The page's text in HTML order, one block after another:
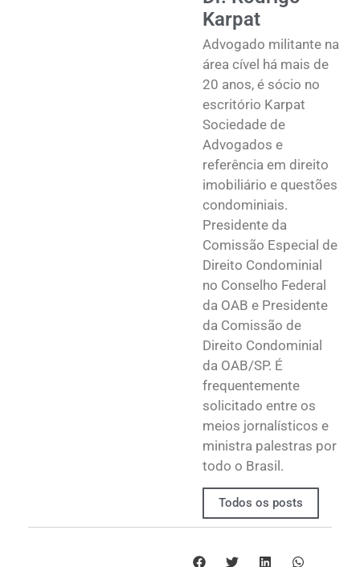
Karpat
Advogado militante na
área cível há mais de
20 anos, é sócio no
escritório Karpat
Sociedade de
Advogados e
referência em direito
imobiliário e questões
condominiais.
Presidente da
Comissão Especial de
Direito Condominial
no Conselho Federal
da OAB e Presidente
da Comissão de
Direito Condominial
da OAB/SP. É
frequentemente
solicitado entre os
meios jornalísticos e
ministra palestras por
todo o Brasil.
Todos os posts